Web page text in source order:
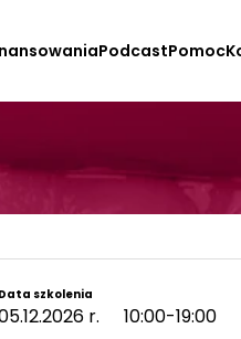
PodcastPomoc
Data szkolenia
r. 10:00-19:00